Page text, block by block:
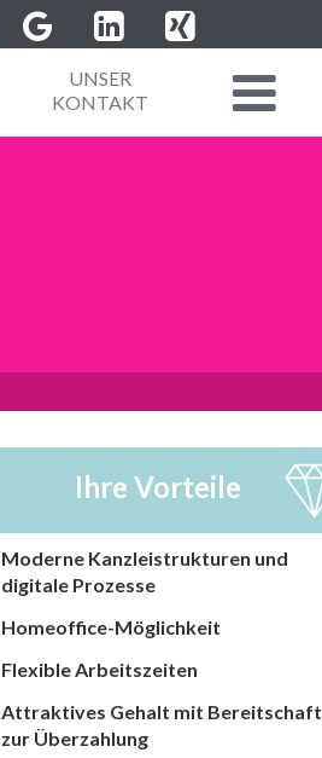
UNSER
KONTAKT
Ihre Vorteile
Moderne Kanzleistrukturen und
digitale Prozesse
Homeoffice-Möglichkeit
Flexible Arbeitszeiten
Attraktives Gehalt mit Bereitschaft
zur Überzahlung